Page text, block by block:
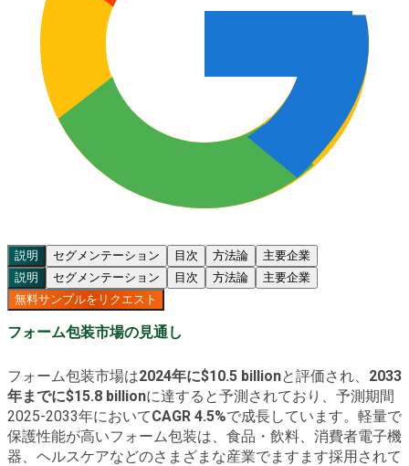
説明 セグメンテーション 目次 方法論
主要企業
説明
セグメンテーション 目次 方法論
主要企業
無料サンプルをリクエスト
フォーム包装市場の見通し
フォーム包装市場は2024年に$10.5 billionと評価され、 2033
年までに$15.8 billionに達すると予測されており、予測期間
2025-2033年においてCAGR 4.5%で成長しています。軽量で
保護性能が高いフォーム包装は、食品・飲料、消費者電子機
器、ヘルスケアなどのさまざまな産業でますます採用されて